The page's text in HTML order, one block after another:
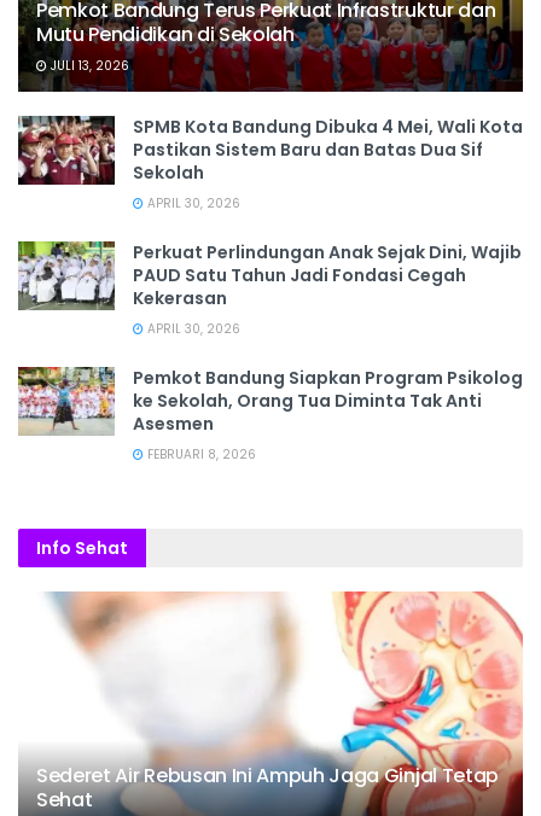
Pemkot Bandung Terus Perkuat Infrastruktur dan
Mutu Pendidikan di Sekolah
JULI 13, 2026
SPMB Kota Bandung Dibuka 4 Mei, Wali Kota
Pastikan Sistem Baru dan Batas Dua Sif
Sekolah
APRIL 30, 2026
Perkuat Perlindungan Anak Sejak Dini, Wajib
PAUD Satu Tahun Jadi Fondasi Cegah
Kekerasan
APRIL 30, 2026
Pemkot Bandung Siapkan Program Psikolog
ke Sekolah, Orang Tua Diminta Tak Anti
Asesmen
FEBRUARI 8, 2026
Info Sehat
Sederet Air Rebusan Ini Ampuh Jaga Ginjal Tetap
Sehat